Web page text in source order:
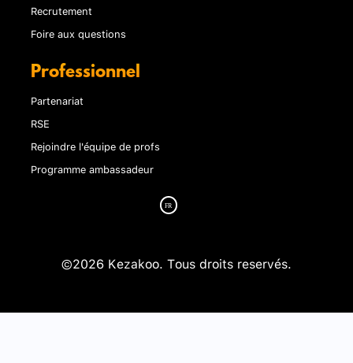
Recrutement
Foire aux questions
Professionnel
Partenariat
RSE
Rejoindre l'équipe de profs
Programme ambassadeur
©2026 Kezakoo. Tous droits reservés.